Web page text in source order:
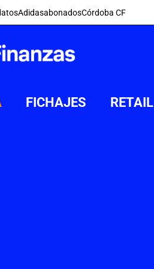
AdidasabonadosCórdoba CF
FICHAJES RETAIL